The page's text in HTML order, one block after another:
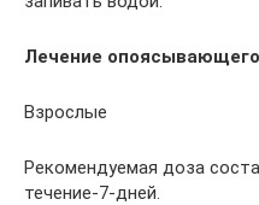
Лечение
Взрослые
Рекомендуемая доза
течение-7-дней.